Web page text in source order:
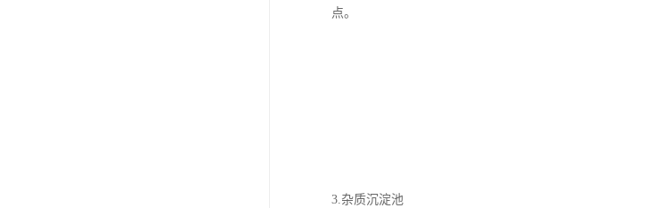
点。
3.杂质沉淀池